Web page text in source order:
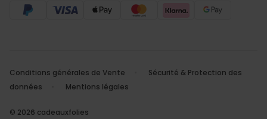
Conditions générales de Vente
Sécurité & Protection des
données
Mentions légales
© 2026 cadeauxfolies